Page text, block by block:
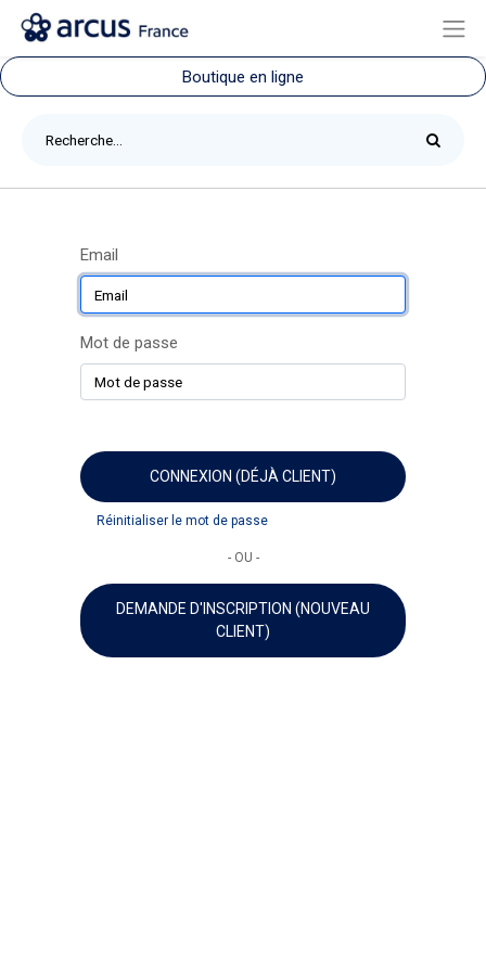
Boutique en ligne
Email
Mot de passe
CONNEXION (DÉJÀ CLIENT)
Réinitialiser le mot de passe
- OU -
DEMANDE D'INSCRIPTION (NOUVEAU
CLIENT)